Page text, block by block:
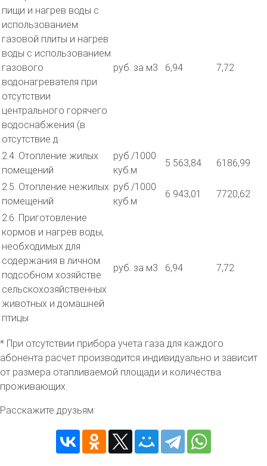
пищи и нагрев воды с
использованием
газовой плиты и нагрев
воды с использованием
газового
водонагревателя при
отсутствии
центрального горячего
водоснабжения (в
отсутствие д
руб. за м3 6,94 7,72
2.4. Отопление жилых
помещений
руб./1000
куб.м
5 563,84 6186,99
2.5. Отопление нежилых
помещений
руб./1000
куб.м
6 943,01 7720,62
2.6. Приготовление
кормов и нагрев воды,
необходимых для
содержания в личном
подсобном хозяйстве
сельскохозяйственных
животных и домашней
птицы
руб. за м3 6,94 7,72
* При отсутствии прибора учета газа для каждого
абонента расчет производится индивидуально и зависит
от размера отапливаемой площади и количества
проживающих.
Расскажите друзьям: